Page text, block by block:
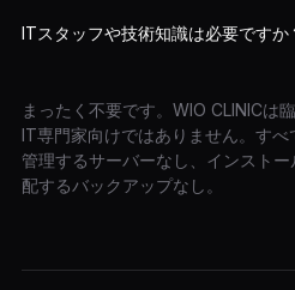
ITスタッフや技術知識は必要ですか
まったく不要です。WIO CLINICは
IT専門家向けではありません。す
管理するサーバーなし、インスト
配するバックアップなし。